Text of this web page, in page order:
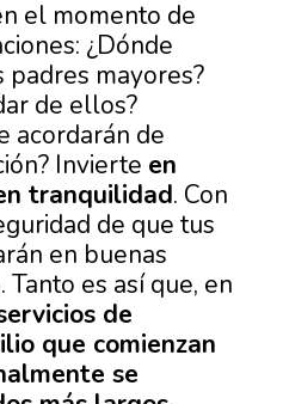
el momento de
¿Dónde
padres mayores?
de ellos?
acordarán de
Invierte en
tranquilidad. Con
de que tus
en buenas
es así que, en
de
que comienzan
se